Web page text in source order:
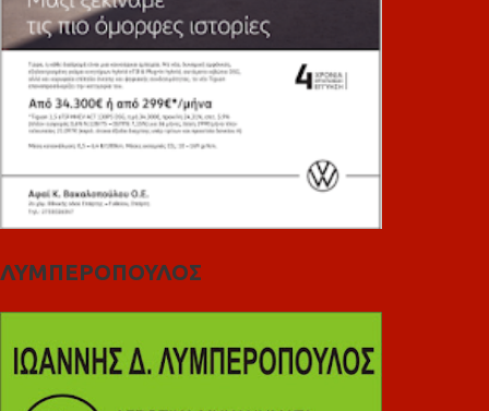
ΛΥΜΠΕΡΟΠΟΥΛΟΣ